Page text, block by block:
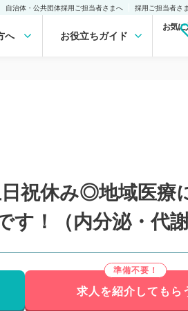
自治体・公共団体採用ご担当者さまへ 採用ご担当者さ
へ お役立ちガイド
お気に
祝休み◎地域医療
！（内分泌・代謝
求人を紹介してもら